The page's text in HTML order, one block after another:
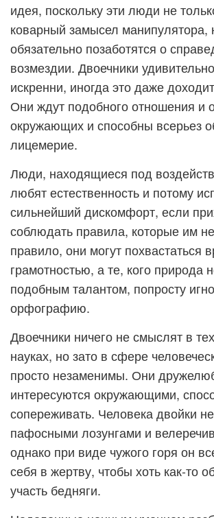
идея, поскольку эти люди не
коварный замысел манипулятора,
обязательно позаботятся о
возмездии. Двоечники
искренни, иногда это даже
Они ждут подобного отношения и
окружающих и способны всерьез
лицемерие.
Люди, находящиеся под
любят естественность и потому
сильнейший дискомфорт, если
соблюдать правила, которые им
правило, они могут похвастаться
грамотностью, а те, кого природа
подобным талантом, попросту
орфографию.
Двоечники ничего не смыслят в
науках, но зато в сфере
просто незаменимы. Они
интересуются окружающими,
сопереживать. Человека двойки
пафосными лозунгами и
однако при виде чужого горя он
себя в жертву, чтобы хоть как-то
участь бедняги.